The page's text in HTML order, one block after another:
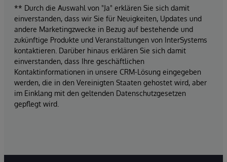
** Durch die Auswahl von "Ja" erklären Sie sich damit
einverstanden, dass wir Sie für Neuigkeiten, Updates und
andere Marketingzwecke in Bezug auf bestehende und
zukünftige Produkte und Veranstaltungen von InterSystems
kontaktieren. Darüber hinaus erklären Sie sich damit
einverstanden, dass Ihre geschäftlichen
Kontaktinformationen in unsere CRM-Lösung eingegeben
werden, die in den Vereinigten Staaten gehostet wird, aber
im Einklang mit den geltenden Datenschutzgesetzen
gepflegt wird.